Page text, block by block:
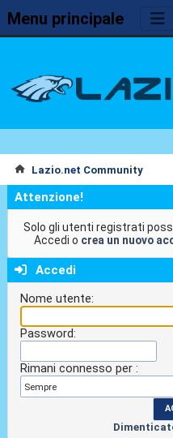
Menu principale
Lazio.net Community
Attenzione!
Solo gli utenti registrati
Accedi o crea un nuovo
Accedi
Nome utente:
Password:
Rimani connesso per :